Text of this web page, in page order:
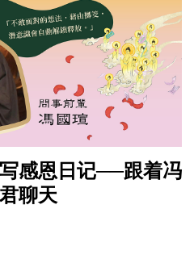
感恩日记──跟着冯
聊天